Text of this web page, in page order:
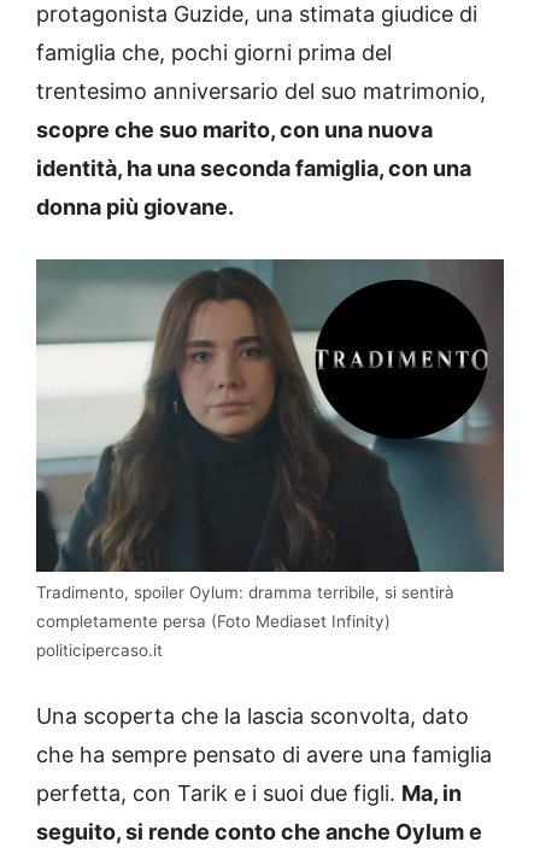
protagonista Guzide, una stimata giudice di
famiglia che, pochi giorni prima del
trentesimo anniversario del suo matrimonio,
scopre che suo marito, con una nuova
identità, ha una seconda famiglia, con una
donna più giovane.
Tradimento, spoiler Oylum: dramma terribile, si sentirà
completamente persa (Foto Mediaset Infinity)
politicipercaso.it
Una scoperta che la lascia sconvolta, dato
che ha sempre pensato di avere una famiglia
perfetta, con Tarik e i suoi due figli. Ma, in
seguito, si rende conto che anche Oylum e